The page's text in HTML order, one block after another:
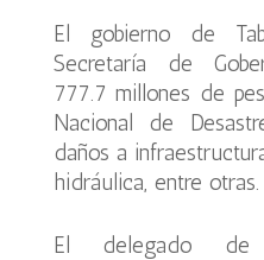
El gobierno de
Secretaría de
777.7 millones de
Nacional de
daños a
hidráulica, entre otras.
El delegado